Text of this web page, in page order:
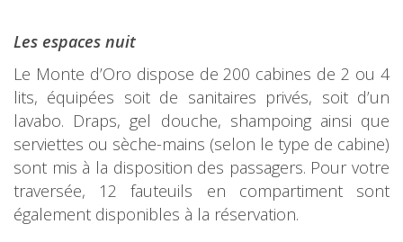
Les espaces nuit
Le Monte d’Oro dispose de 200 cabines de 2 ou 4
lits, équipées soit de sanitaires privés, soit d’un
lavabo. Draps, gel douche, shampoing ainsi que
serviettes ou sèche-mains (selon le type de cabine)
sont mis à la disposition des passagers. Pour votre
traversée, 12 fauteuils en compartiment sont
également disponibles à la réservation.